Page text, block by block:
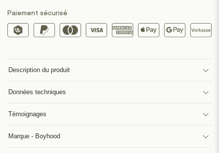
Paiement sécurisé
Description du produit
Données techniques
Témoignages
Marque - Boyhood